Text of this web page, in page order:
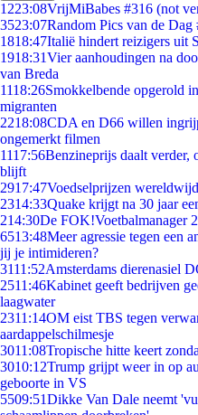
1223:08VrijMiBabes #316 (not
3523:07Random Pics van de Dag
1818:47Italië hindert reizigers uit
1918:31Vier aanhoudingen na
van Breda
1118:26Smokkelbende opgerold
migranten
2218:08CDA en D66 willen
ongemerkt filmen
1117:56Benzineprijs daalt verder,
blijft
2917:47Voedselprijzen
2314:33Quake krijgt na 30 jaar
214:30De FOK!Voetbalmanager
6513:48Meer agressie tegen een
jij je intimideren?
3111:52Amsterdams dierenasiel
2511:46Kabinet geeft bedrijven
laagwater
2311:14OM eist TBS tegen
aardappelschilmesje
3011:08Tropische hitte keert
3010:12Trump grijpt weer in op
geboorte in VS
5509:51Dikke Van Dale neemt